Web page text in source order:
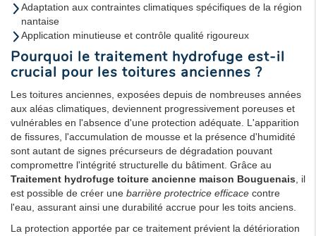
Adaptation aux contraintes climatiques spécifiques de la région
nantaise
Application minutieuse et contrôle qualité rigoureux
Pourquoi le traitement hydrofuge est-il
crucial pour les toitures anciennes ?
Les toitures anciennes, exposées depuis de nombreuses années
aux aléas climatiques, deviennent progressivement poreuses et
vulnérables en l'absence d'une protection adéquate. L'apparition
de fissures, l'accumulation de mousse et la présence d'humidité
sont autant de signes précurseurs de dégradation pouvant
compromettre l'intégrité structurelle du bâtiment. Grâce au
Traitement hydrofuge toiture ancienne maison Bouguenais , il
est possible de créer une barrière protectrice efficace contre
l'eau, assurant ainsi une durabilité accrue pour les toits anciens.
La protection apportée par ce traitement prévient la détérioration